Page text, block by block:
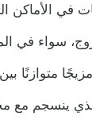
في الأماكن
سواء في
متوازنًا بين
ينسجم مع